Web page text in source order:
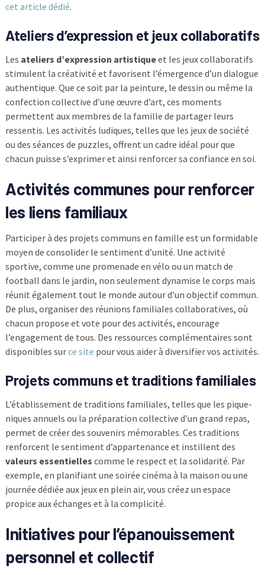
cet article dédié.
Ateliers d’expression et jeux collaboratifs
Les ateliers d’expression artistiqueet les jeux collaboratifs
stimulent la créativité et favorisent l’émergence d’un dialogue
authentique. Que ce soit par la peinture, le dessin ou même la
confection collective d’une œuvre d’art, ces moments
permettent aux membres de la famille de partager leurs
ressentis. Les activités ludiques, telles que les jeux de société
ou des séances de puzzles, offrent un cadre idéal pour que
chacun puisse s’exprimer et ainsi renforcer sa confiance en soi.
Activités communes pour renforcer
les liens familiaux
Participer à des projets communs en famille est un formidable
moyen de consolider le sentiment d’unité. Une activité
sportive, comme une promenade en vélo ou un match de
football dans le jardin, non seulement dynamise le corps mais
réunit également tout le monde autour d’un objectif commun.
De plus, organiser des réunions familiales collaboratives, où
chacun propose et vote pour des activités, encourage
l’engagement de tous. Des ressources complémentaires sont
disponibles surce site pour vous aider à diversifier vos activités.
Projets communs et traditions familiales
L’établissement de traditions familiales, telles que les pique-
niques annuels ou la préparation collective d’un grand repas,
permet de créer des souvenirs mémorables. Ces traditions
renforcent le sentiment d’appartenance et instillent des
valeurs essentielles comme le respect et la solidarité. Par
exemple, en planifiant une soirée cinéma à la maison ou une
journée dédiée aux jeux en plein air, vous créez un espace
propice aux échanges et à la complicité.
Initiatives pour l’épanouissement
personnel et collectif